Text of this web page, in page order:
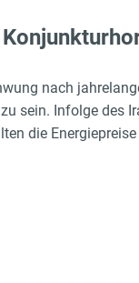
nach
sein. Infolge des
die